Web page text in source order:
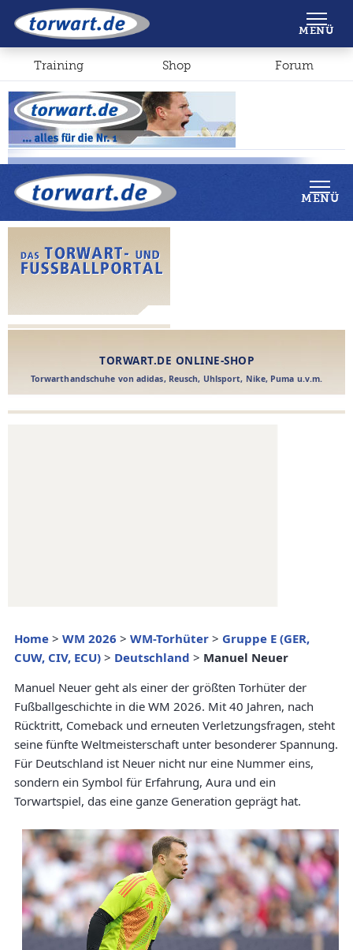
Shop Forum
MENÜ
Home > WM 2026 > WM-Torhüter > Gruppe E (GER,
CUW, CIV, ECU) > Deutschland > Manuel Neuer
Manuel Neuer geht als einer der größten Torhüter der
Fußballgeschichte in die WM 2026. Mit 40 Jahren, nach
Rücktritt, Comeback und erneuten Verletzungsfragen, steht
seine fünfte Weltmeisterschaft unter besonderer Spannung.
Für Deutschland ist Neuer nicht nur eine Nummer eins,
sondern ein Symbol für Erfahrung, Aura und ein
Torwartspiel, das eine ganze Generation geprägt hat.